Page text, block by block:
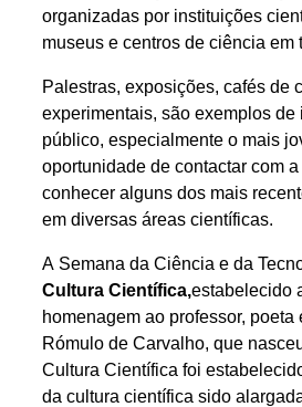
organizadas por instituições
museus e centros de ciência em
Palestras, exposições, cafés de
experimentais, são exemplos
público, especialmente o mais
oportunidade de contactar com
conhecer alguns dos mais
em diversas áreas científicas.
A Semana da Ciência e da
Cultura Científica,estabelecido
homenagem ao professor,
Rómulo de Carvalho, que
Cultura Científica foi
da cultura científica sido